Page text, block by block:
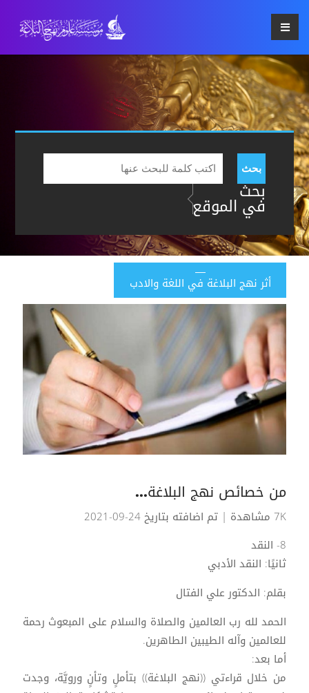
بحث
بحث
في الموقع
أثر نهج البلاغة في اللغة والادب
من خصائص نهج البلاغة...
7K مشاهدة
| تم اضافته بتاريخ 24-09-2021
8- النقد
ثانيًا: النقد الأدبي
بقلم: الدكتور علي الفتال
الحمد لله رب العالمين والصلاة والسلام على المبعوث رحمة
للعالمين وآله الطيبين الطاهرين.
أما بعد:
من خلال قراءتي ((نهج البلاغة)) بتأملٍ وتأنٍ ورويَّة، وجدت